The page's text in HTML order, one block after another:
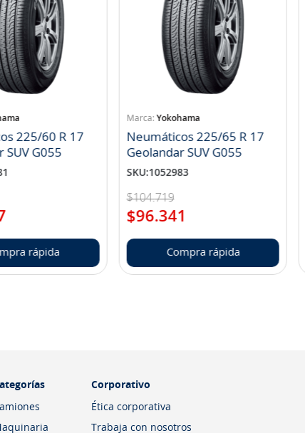
225/60 R 17
SUV G055
rápida
Yokohama
Neumáticos 225/65 R 17
Geolandar SUV G055
SKU:1052983
$104.719
$96.341
Compra rápida
Corporativo
Ética corporativa
Trabaja con nosotros